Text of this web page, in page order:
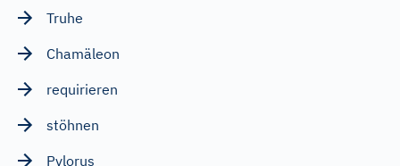
Truhe
Chamäleon
requirieren
stöhnen
Pylorus